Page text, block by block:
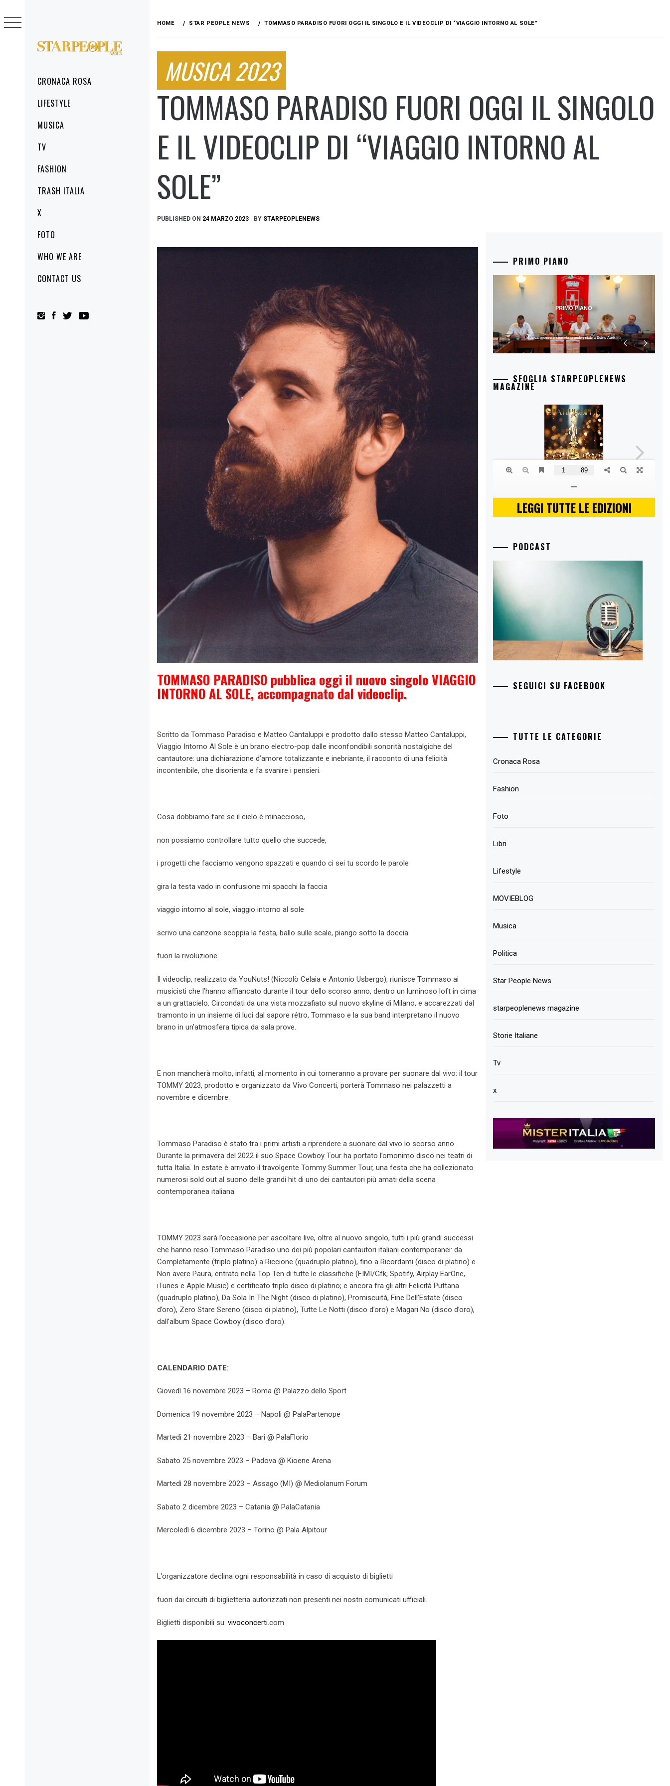
STARPEOPLENEWS
MenuCRONACA ROSA
LIFESTYLE
MUSICA
TV
FASHION
TRASH ITALIA
X
FOTO
WHO WE ARE
CONTACT US
to
content
HOME STAR PEOPLE NEWS TOMMASO PARADISO FUORI OGGI IL SINGOLO E IL VIDEOCLIP DI “VIAGGIO INTORNO AL SOLE”
MUSICA 2023
TOMMASO PARADISO FUORI OGGI IL SINGOLO
E IL VIDEOCLIP DI “VIAGGIO INTORNO AL
SOLE”
PUBLISHED ON 24 MARZO 2023 BY STARPEOPLENEWS
TOMMASO PARADISO pubblica oggi il nuovo singolo VIAGGIO
INTORNO AL SOLE, accompagnato dal videoclip.
Scritto da Tommaso Paradiso e Matteo Cantaluppi e prodotto dallo stesso Matteo Cantaluppi,
Viaggio Intorno Al Sole è un brano electro-pop dalle inconfondibili sonorità nostalgiche del
cantautore: una dichiarazione d’amore totalizzante e inebriante, il racconto di una felicità
incontenibile, che disorienta e fa svanire i pensieri.
Cosa dobbiamo fare se il cielo è minaccioso,
non possiamo controllare tutto quello che succede,
i progetti che facciamo vengono spazzati e quando ci sei tu scordo le parole
gira la testa vado in confusione mi spacchi la faccia
viaggio intorno al sole, viaggio intorno al sole
scrivo una canzone scoppia la festa, ballo sulle scale, piango sotto la doccia
fuori la rivoluzione
Il videoclip, realizzato da YouNuts! (Niccolò Celaia e Antonio Usbergo), riunisce Tommaso ai
musicisti che l’hanno affiancato durante il tour dello scorso anno, dentro un luminoso loft in cima
a un grattacielo. Circondati da una vista mozzafiato sul nuovo skyline di Milano, e accarezzati dal
tramonto in un insieme di luci dal sapore rétro, Tommaso e la sua band interpretano il nuovo
brano in un’atmosfera tipica da sala prove.
E non mancherà molto, infatti, al momento in cui torneranno a provare per suonare dal vivo: il tour
TOMMY 2023, prodotto e organizzato da Vivo Concerti, porterà Tommaso nei palazzetti a
novembre e dicembre.
Tommaso Paradiso è stato tra i primi artisti a riprendere a suonare dal vivo lo scorso anno.
Durante la primavera del 2022 il suo Space Cowboy Tour ha portato l’omonimo disco nei teatri di
tutta Italia. In estate è arrivato il travolgente Tommy Summer Tour, una festa che ha collezionato
numerosi sold out al suono delle grandi hit di uno dei cantautori più amati della scena
contemporanea italiana.
TOMMY 2023 sarà l’occasione per ascoltare live, oltre al nuovo singolo, tutti i più grandi successi
che hanno reso Tommaso Paradiso uno dei più popolari cantautori italiani contemporanei: da
Completamente (triplo platino) a Riccione (quadruplo platino), fino a Ricordami (disco di platino) e
Non avere Paura, entrato nella Top Ten di tutte le classifiche (FIMI/Gfk, Spotify, Airplay EarOne,
iTunes e Apple Music) e certificato triplo disco di platino; e ancora fra gli altri Felicità Puttana
(quadruplo platino), Da Sola In The Night (disco di platino), Promiscuità, Fine Dell’Estate (disco
d’oro), Zero Stare Sereno (disco di platino), Tutte Le Notti (disco d’oro) e Magari No (disco d’oro),
dall’album Space Cowboy (disco d’oro).
CALENDARIO DATE:
Giovedì 16 novembre 2023 – Roma @ Palazzo dello Sport
Domenica 19 novembre 2023 – Napoli @ PalaPartenope
Martedì 21 novembre 2023 – Bari @ PalaFlorio
Sabato 25 novembre 2023 – Padova @ Kioene Arena
Martedì 28 novembre 2023 – Assago (MI) @ Mediolanum Forum
Sabato 2 dicembre 2023 – Catania @ PalaCatania
Mercoledì 6 dicembre 2023 – Torino @ Pala Alpitour
L’organizzatore declina ogni responsabilità in caso di acquisto di biglietti
fuori dai circuiti di biglietteria autorizzati non presenti nei nostri comunicati ufficiali.
Biglietti disponibili su: vivoconcerti.com
PRIMO PIANO
Musica, mostre e sport: la grande estate a Duino Aurisina
PRIMO PIANO
SFOGLIA STARPEOPLENEWS
MAGAZINE
LEGGI TUTTE LE EDIZIONI
PODCAST
SEGUICI SU FACEBOOK
TUTTE LE CATEGORIE
Cronaca Rosa
Fashion
Foto
Libri
Lifestyle
MOVIEBLOG
Musica
Politica
Star People News
starpeoplenews magazine
Storie Italiane
Tv
x